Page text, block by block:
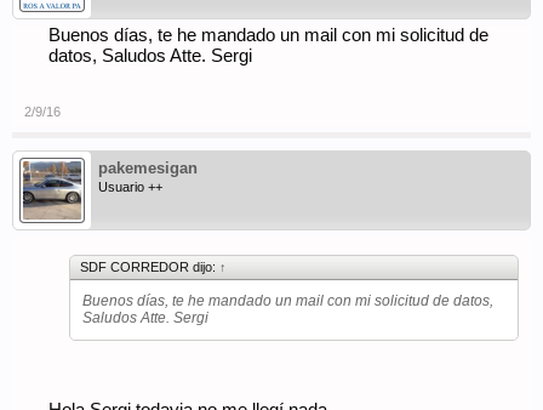
Buenos días, te he mandado un mail con mi solicitud de
datos, Saludos Atte. Sergi
2/9/16
pakemesigan
Usuario ++
SDF CORREDOR dijo: ↑
Buenos días, te he mandado un mail con mi solicitud de datos,
Saludos Atte. Sergi